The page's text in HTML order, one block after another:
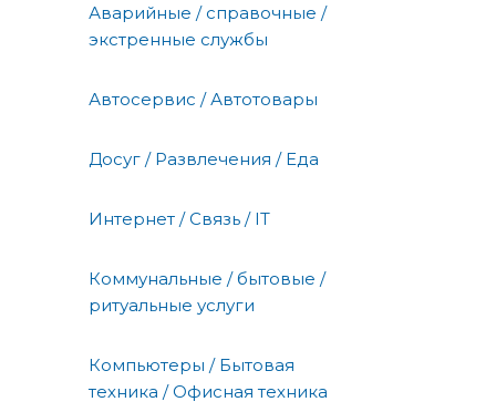
Аварийные / справочные /
экстренные службы
Автосервис / Автотовары
Досуг / Развлечения / Еда
Интернет / Связь / IT
Коммунальные / бытовые /
ритуальные услуги
Компьютеры / Бытовая
техника / Офисная техника